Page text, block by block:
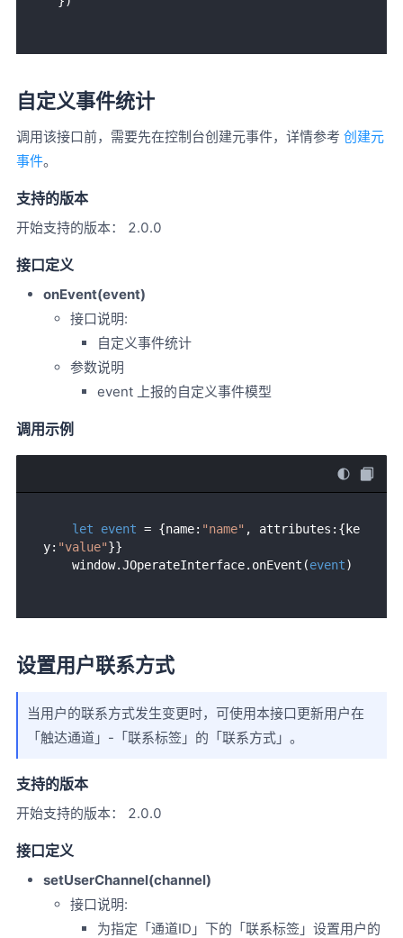
自定义事件统计
调用该接口前，需要先在控制台创建元事件，详情参考 创建元
事件。
支持的版本
开始支持的版本： 2.0.0
接口定义
onEvent(event)
接口说明:
自定义事件统计
参数说明
event 上报的自定义事件模型
调用示例
let event = {name: "name" , attributes:{ke
y: "value"}}
    window.JOperateInterface.onEvent(
event
设置用户联系方式
当用户的联系方式发生变更时，可使用本接口更新用户在
「触达通道」-「联系标签」的「联系方式」。
支持的版本
开始支持的版本： 2.0.0
接口定义
setUserChannel(channel)
接口说明:
为指定「通道ID」下的「联系标签」设置用户的